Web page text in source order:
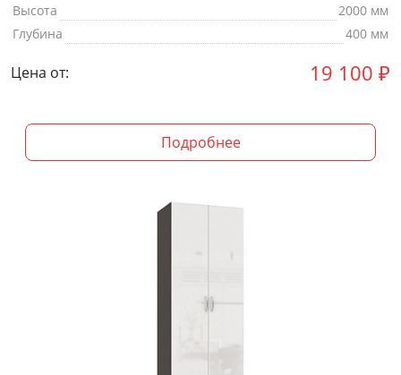
Высота
2000 мм
Глубина
400 мм
Цена от: 19 100 ₽
Подробнее